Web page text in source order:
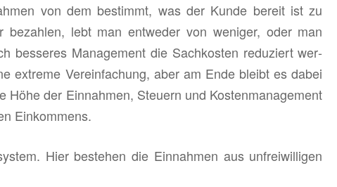
von dem be­stimmt, was der Kunde be­reit ist zu
be­zah­len, lebt man ent­we­der von we­ni­ger, oder man
bes­se­res Ma­nage­ment die Sach­kos­ten re­du­ziert wer­
ex­tre­me Ver­ein­fa­chung, aber am Ende bleibt es dabei
Höhe der Ein­nah­men, Steu­ern und Kos­ten­ma­nage­ment
Ein­kom­mens.
Hier be­ste­hen die Ein­nah­men aus un­frei­wil­li­gen